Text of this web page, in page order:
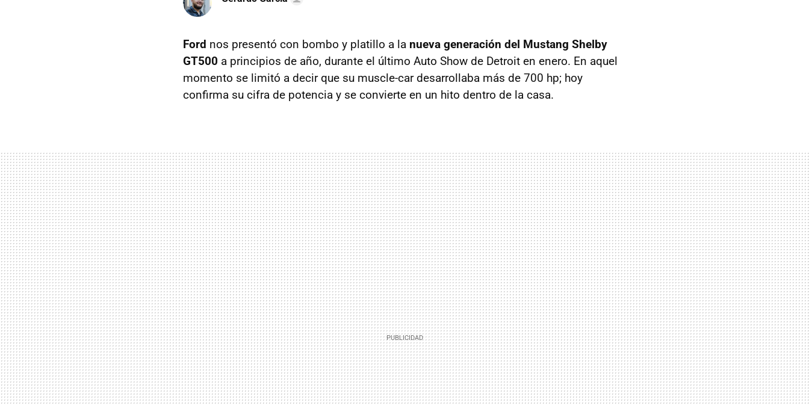
Ford nos presentó con bombo y platillo a la nueva generación del Mustang Shelby
GT500 a principios de año, durante el último Auto Show de Detroit en enero. En aquel
momento se limitó a decir que su muscle-car desarrollaba más de 700 hp; hoy
confirma su cifra de potencia y se convierte en un hito dentro de la casa.